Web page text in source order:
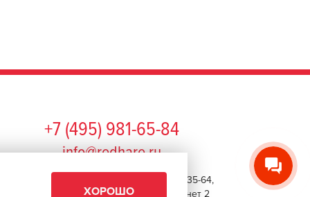
+7 (495) 981-65-84
info@redhare.ru
г. Москва, ул. Нижняя Красносельская, 35-64,
этаж 6, помещение 1, комната 22, кабинет 2
ХОРОШО